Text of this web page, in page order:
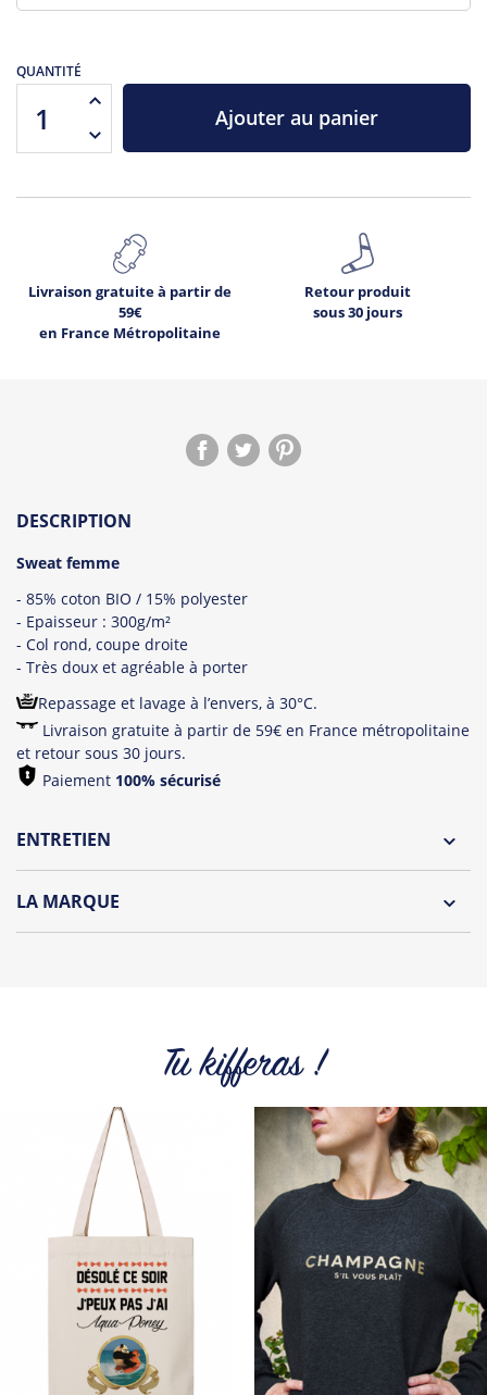
QUANTITÉ
Ajouter au panier
Livraison gratuite à partir de
59€
en France Métropolitaine
Retour produit
sous 30 jours
DESCRIPTION
Sweat femme
- 85% coton BIO / 15% polyester
- Epaisseur : 300g/m²
- Col rond, coupe droite
- Très doux et agréable à porter
Repassage et lavage à l’envers, à 30°C.
Livraison gratuite à partir de 59€ en France métropolitaine
et retour sous 30 jours.
Paiement 100% sécurisé
ENTRETIEN
LA MARQUE
Retrouvez tout l'univers du célèbre compte Twitter de Jean-
Michel sur t-shirts, tops, sweats et tote Bags.
Tous les produits de la marque
Tu kifferas !